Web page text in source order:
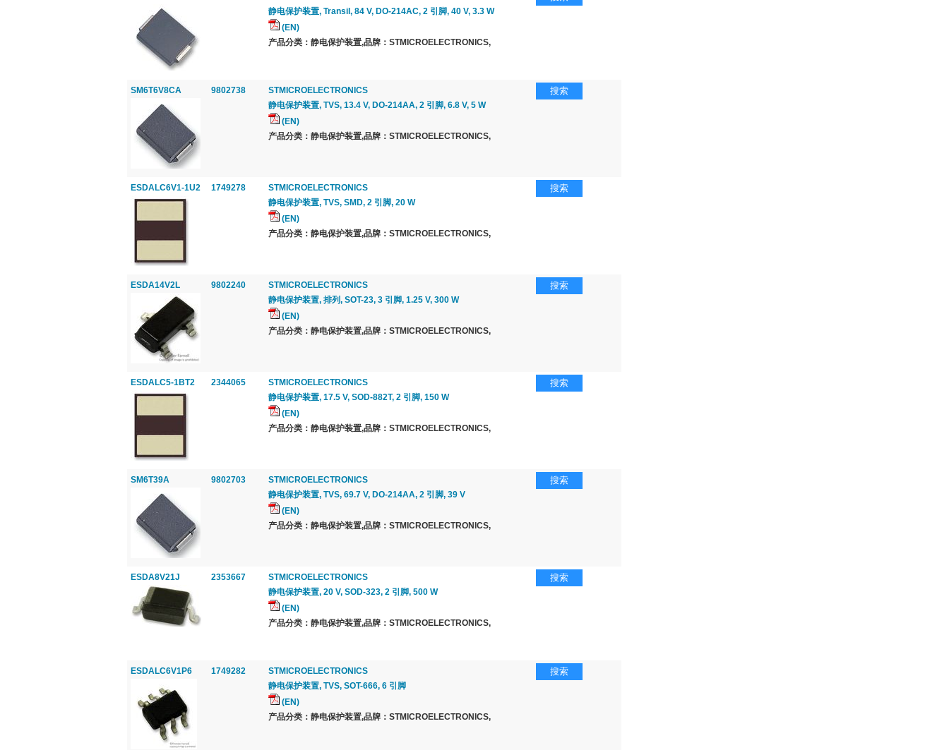
静电保护装置, Transil, 84 V, DO-214AC, 2 引脚, 40 V, 3.3 W
(EN)
产品分类：静电保护装置,品牌：STMICROELECTRONICS,
SM6T6V8CA 9802738
STMICROELECTRONICS
静电保护装置, TVS, 13.4 V, DO-214AA, 2 引脚, 6.8 V, 5 W
(EN)
产品分类：静电保护装置,品牌：STMICROELECTRONICS,
搜索
ESDALC6V1-1U2 1749278
STMICROELECTRONICS
静电保护装置, TVS, SMD, 2 引脚, 20 W
(EN)
产品分类：静电保护装置,品牌：STMICROELECTRONICS,
搜索
ESDA14V2L 9802240
STMICROELECTRONICS
静电保护装置, 排列, SOT-23, 3 引脚, 1.25 V, 300 W
(EN)
产品分类：静电保护装置,品牌：STMICROELECTRONICS,
搜索
ESDALC5-1BT2 2344065
STMICROELECTRONICS
静电保护装置, 17.5 V, SOD-882T, 2 引脚, 150 W
(EN)
产品分类：静电保护装置,品牌：STMICROELECTRONICS,
搜索
SM6T39A 9802703
STMICROELECTRONICS
静电保护装置, TVS, 69.7 V, DO-214AA, 2 引脚, 39 V
(EN)
产品分类：静电保护装置,品牌：STMICROELECTRONICS,
搜索
ESDA8V21J 2353667
STMICROELECTRONICS
静电保护装置, 20 V, SOD-323, 2 引脚, 500 W
(EN)
产品分类：静电保护装置,品牌：STMICROELECTRONICS,
搜索
ESDALC6V1P6 1749282
STMICROELECTRONICS
静电保护装置, TVS, SOT-666, 6 引脚
(EN)
产品分类：静电保护装置,品牌：STMICROELECTRONICS,
搜索